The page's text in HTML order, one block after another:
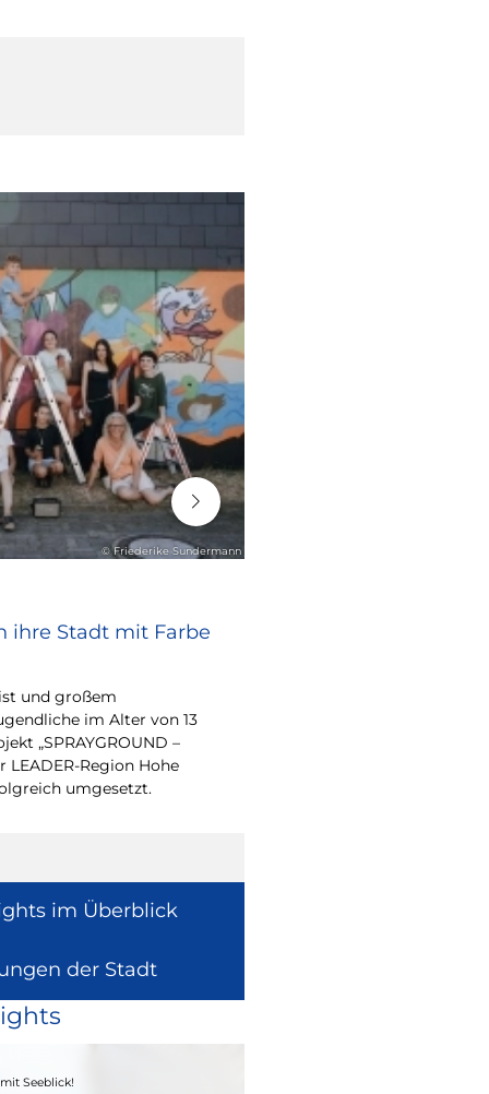
© Friederike Sundermann
ihre Stadt mit Farbe
und großem
im Alter von 13
„SPRAYGROUND –
Region Hohe
umgesetzt.
im Überblick
der Stadt
Seeblick!